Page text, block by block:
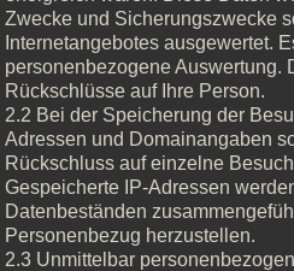
Zwecke und Sicherungszwecke
Internetangebotes ausgewertet.
personenbezogene Auswertung.
Rückschlüsse auf Ihre Person.
2.2 Bei der Speicherung der
Adressen und Domainangaben
Rückschluss auf einzelne
Gespeicherte IP-Adressen
Datenbeständen
Personenbezug herzustellen.
2.3 Unmittelbar